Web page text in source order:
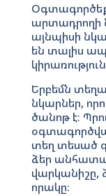
արտադրողի
այնպիսի
են տալիս
Երբեմն
նկարներ,
ծանոթ է։
տեղ տեսած
ձեր
վարկանիշը,
որակը։